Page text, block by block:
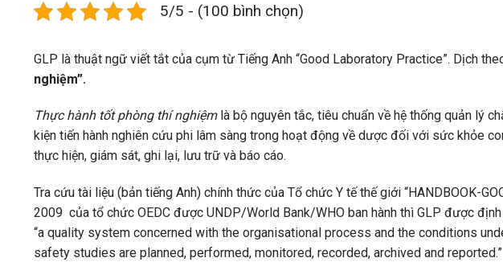
5/5 - (100 bình chọn)
GLP là thuật ngữ viết tắt của cụm từ Tiếng Anh “Good Laboratory Practice”. Dịch
nghiệm”.
Thực hành tốt phòng thí nghiệm là bộ nguyên tắc, tiêu chuẩn về hệ thống quản lý
kiện tiến hành nghiên cứu phi lâm sàng trong hoạt động về dược đối với sức khỏe
thực hiện, giám sát, ghi lại, lưu trữ và báo cáo.
Tra cứu tài liệu (bản tiếng Anh) chính thức của Tổ chức Y tế thế giới “HANDBOOK-
2009 của tổ chức OEDC được UNDP/World Bank/WHO ban hành thì GLP được định
“a quality system concerned with the organisational process and the conditions
safety studies are planned, performed, monitored, recorded, archived and reported.”